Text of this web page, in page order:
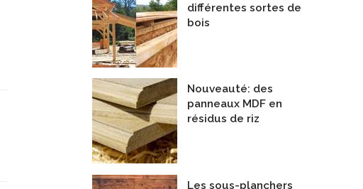
différentes sortes de
bois
Nouveauté: des
panneaux MDF en
résidus de riz
Les sous-planchers